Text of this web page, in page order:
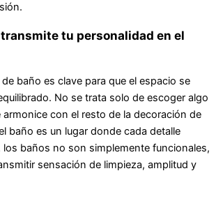
tu personalidad en el
baño es clave para que el espacio se
No se trata solo de escoger algo
con el resto de la decoración de
baño es un lugar donde cada detalle
los baños no son simplemente funcionales,
sensación de limpieza, amplitud y